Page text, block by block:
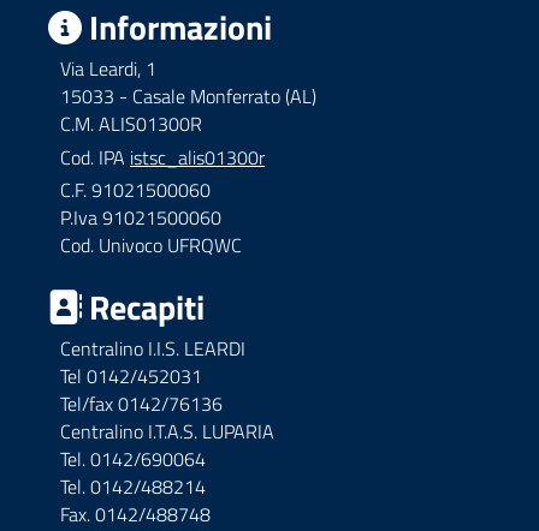
Informazioni
Via Leardi, 1
15033 - Casale Monferrato (AL)
C.M. ALIS01300R
Cod. IPA istsc_alis01300r
C.F. 91021500060
P.Iva 91021500060
Cod. Univoco UFRQWC
Recapiti
Centralino I.I.S. LEARDI
Tel 0142/452031
Tel/fax 0142/76136
Centralino I.T.A.S. LUPARIA
Tel. 0142/690064
Tel. 0142/488214
Fax. 0142/488748